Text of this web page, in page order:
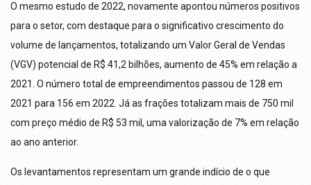
O mesmo estudo de 2022, novamente apontou números positivos
para o setor, com destaque para o significativo crescimento do
volume de lançamentos, totalizando um Valor Geral de Vendas
(VGV) potencial de R$ 41,2 bilhões, aumento de 45% em relação a
2021. O número total de empreendimentos passou de 128 em
2021 para 156 em 2022. Já as frações totalizam mais de 750 mil
com preço médio de R$ 53 mil, uma valorização de 7% em relação
ao ano anterior.
Os levantamentos representam um grande indício de o que